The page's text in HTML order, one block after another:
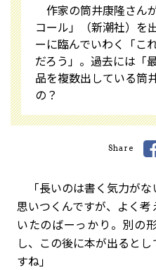
作家の筒井康隆さん
コール」（新潮社）を
ーに臨んでいわく「こ
だろう」。過去には「
品を複数出している筒
の？
Share
「長いのは書く気力がな
思いつくんですが、よく
いたのばーっかり。別の
し、この後に本が出ると
すね」